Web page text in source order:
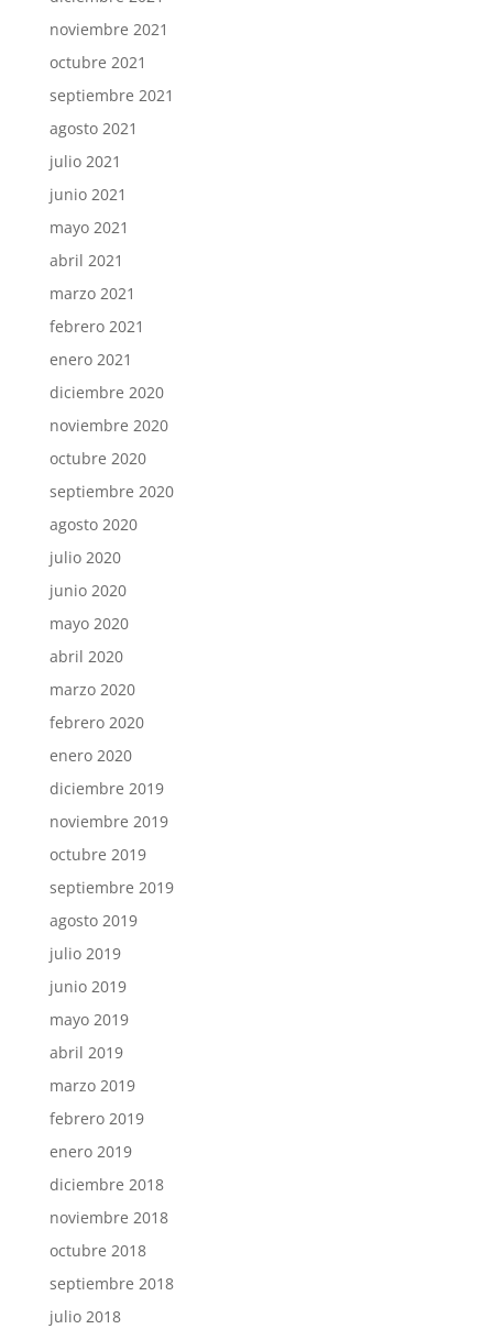
noviembre 2021
octubre 2021
septiembre 2021
agosto 2021
julio 2021
junio 2021
mayo 2021
abril 2021
marzo 2021
febrero 2021
enero 2021
diciembre 2020
noviembre 2020
octubre 2020
septiembre 2020
agosto 2020
julio 2020
junio 2020
mayo 2020
abril 2020
marzo 2020
febrero 2020
enero 2020
diciembre 2019
noviembre 2019
octubre 2019
septiembre 2019
agosto 2019
julio 2019
junio 2019
mayo 2019
abril 2019
marzo 2019
febrero 2019
enero 2019
diciembre 2018
noviembre 2018
octubre 2018
septiembre 2018
julio 2018